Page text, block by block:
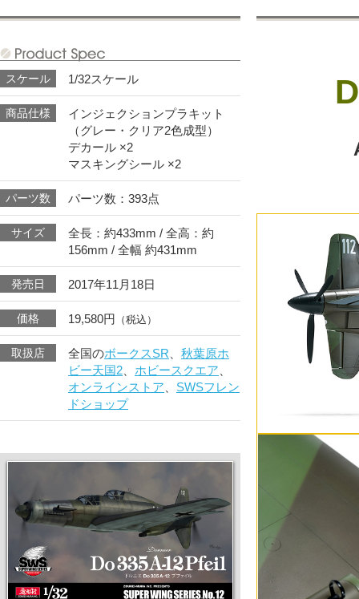
商品仕様
スケール 1/32スケール
商品仕様
インジェクションプラキット
（グレー・クリア2色成型）
デカール ×2
マスキングシール ×2
パーツ数 パーツ数：393点
サイズ
全長：約433mm / 全高：約
156mm / 全幅 約431mm
発売日 2017年11月18日
価格 19,580円 （税込）
取扱店 全国のボークスSR
秋葉原ホ
ビー天国2
ホビースクエア
オンラインストア
SWSフレン
ドショップ